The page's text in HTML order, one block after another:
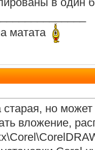
матата
старая, но
вложение,